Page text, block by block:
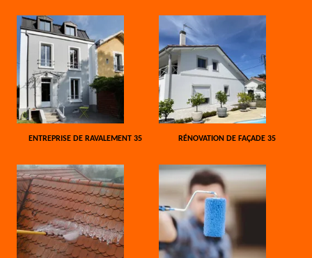
ENTREPRISE DE RAVALEMENT 35 RÉNOVATION DE FAÇADE 35